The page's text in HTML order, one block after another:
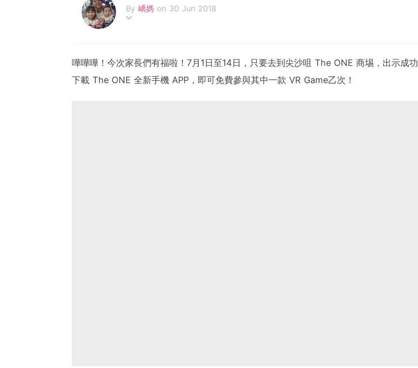
By 嶠媽 on 30 Jun 2018
處！
嘩嘩嘩！今次家長們有福啦！7月1日至14日，只要去到尖沙咀 The ONE 商埸，出示成功
下載 The ONE 全新手機 APP，即可免費參與其中一款 VR Game乙次！